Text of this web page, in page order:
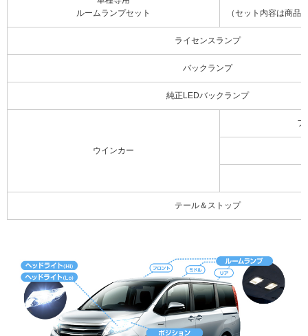
ルームランプセット
（セット内容は商品
ライセンスランプ
バックランプ
純正LEDバックランプ
ウインカー
フ
テール＆ストップ